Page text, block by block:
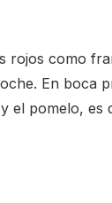
como
En boca
pomelo, es